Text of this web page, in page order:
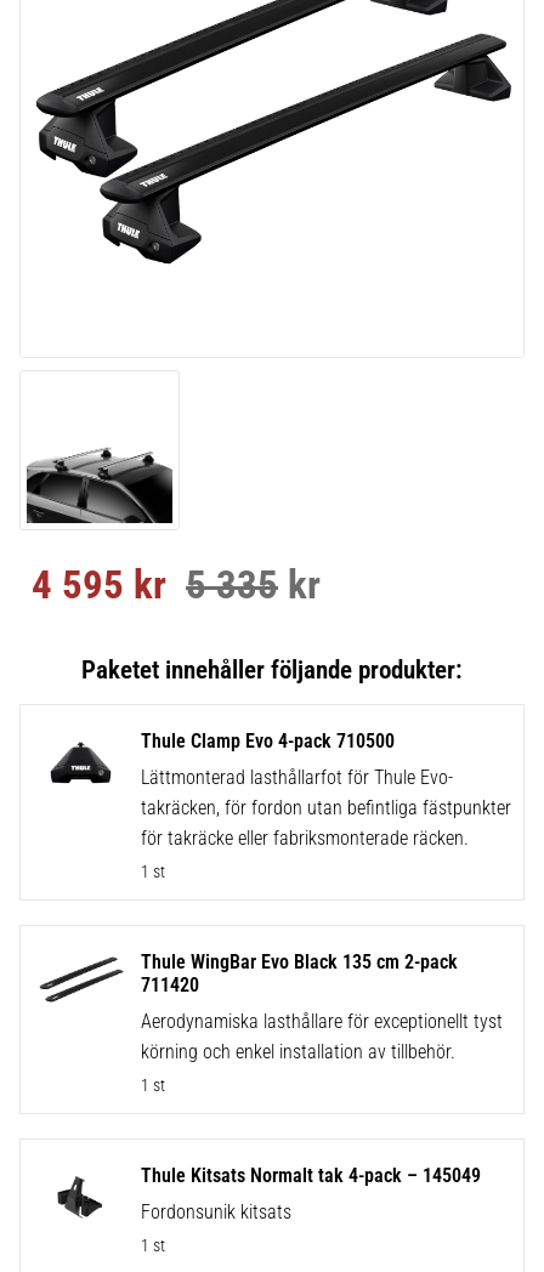
Nedsatt pris:
4 595 kr Ordinarie pris:
5 335 kr
Thule Clamp Evo 4-pack 710500
Lättmonterad lasthållarfot för Thule Evo-
takräcken, för fordon utan befintliga fästpunkter
för takräcke eller fabriksmonterade räcken.
1 st
Thule WingBar Evo Black 135 cm 2-pack
711420
Aerodynamiska lasthållare för exceptionellt tyst
körning och enkel installation av tillbehör.
1 st
Thule Kitsats Normalt tak 4-pack – 145049
Fordonsunik kitsats
1 st